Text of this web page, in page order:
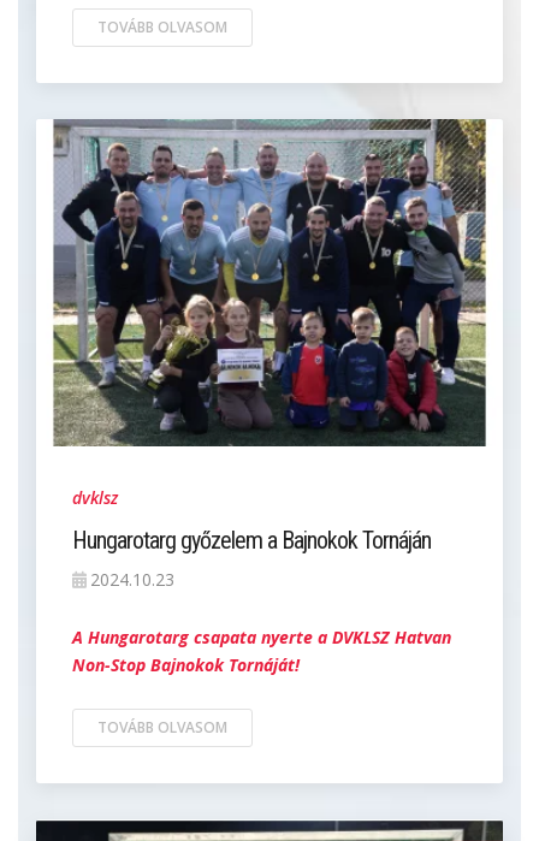
TOVÁBB OLVASOM
dvklsz
Hungarotarg győzelem a Bajnokok Tornáján
2024.10.23
A Hungarotarg csapata nyerte a DVKLSZ Hatvan
Non-Stop Bajnokok Tornáját!
TOVÁBB OLVASOM